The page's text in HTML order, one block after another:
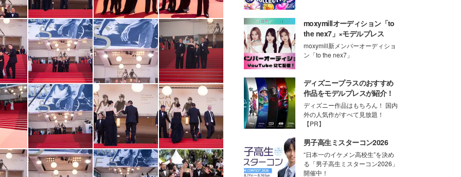
moxymillオーディション「to
the nex7」×モデルプレス
moxymill新メンバーオーディショ
ン「to the nex7」
ディズニープラスのおすすめ
作品をモデルプレスが紹介！
ディズニー作品はもちろん！ 国内
外の人気作がすべて見放題！
【PR】
男子高生ミスターコン2026
“日本一のイケメン高校生”を決め
る「男子高生ミスターコン2026」
開催中！